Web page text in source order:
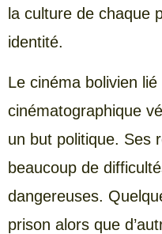
la culture de chaque
identité.
Le cinéma bolivien
cinématographique
un but politique. Ses
beaucoup de
dangereuses.
prison alors que